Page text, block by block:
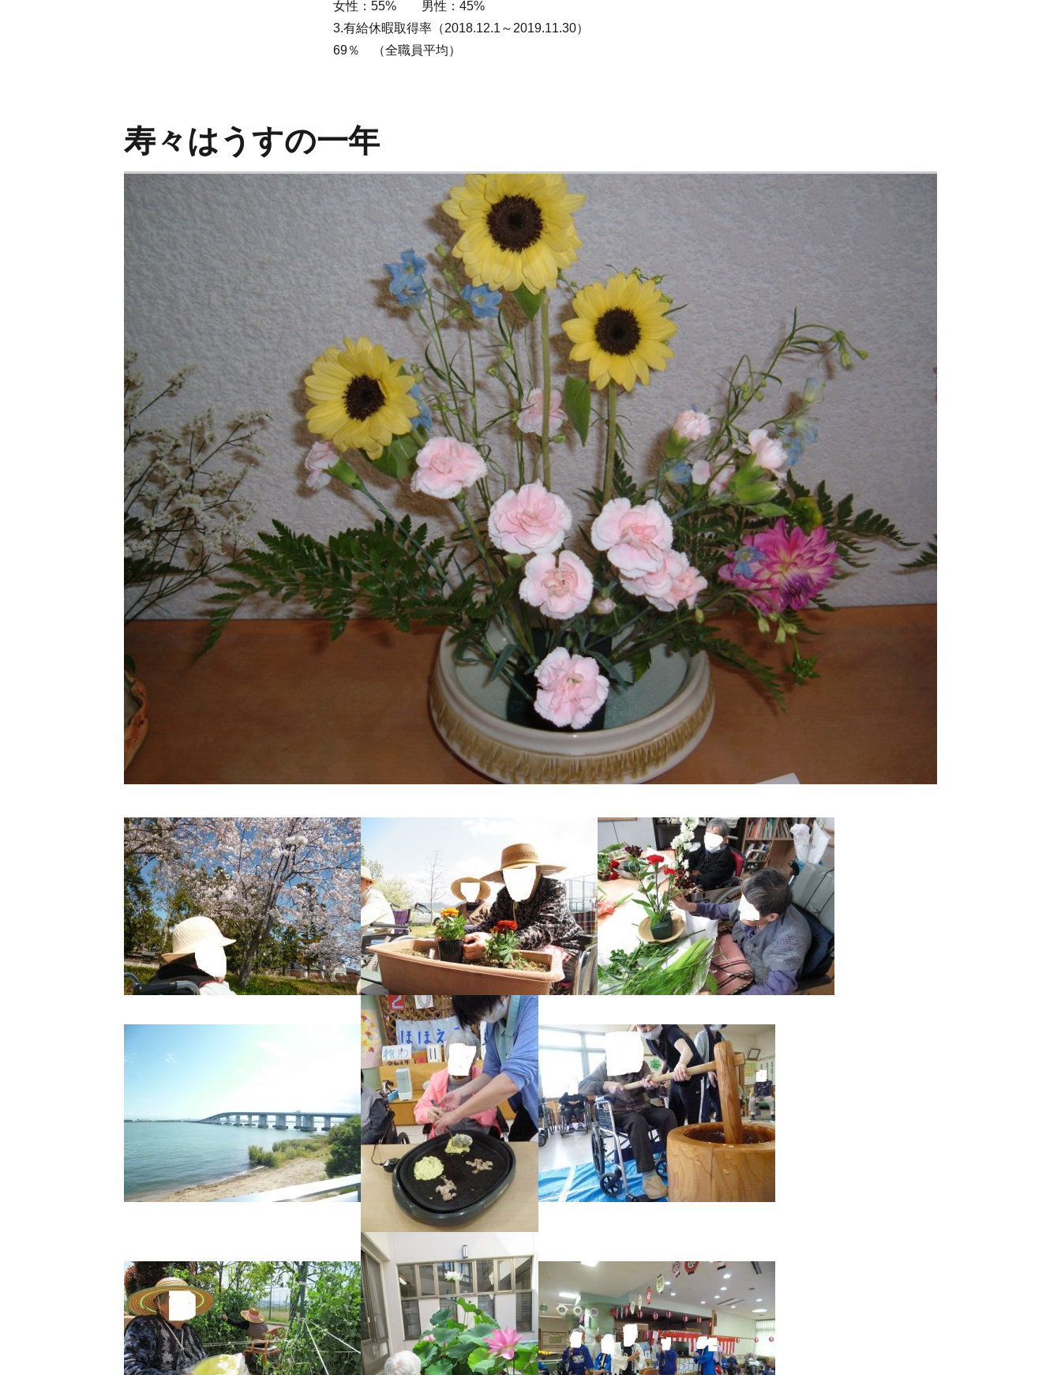
女性：55% 男性：45%
3.有給休暇取得率（2018.12.1～2019.11.30）
69％ （全職員平均）
寿々はうすの一年